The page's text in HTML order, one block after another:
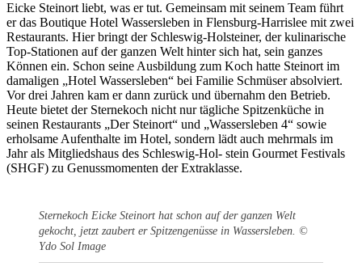
Eicke Steinort liebt, was er tut. Gemeinsam mit seinem Team führt
er das Boutique Hotel Wassersleben in Flensburg-Harrislee mit zwei
Restaurants. Hier bringt der Schleswig-Holsteiner, der kulinarische
Top-Stationen auf der ganzen Welt hinter sich hat, sein ganzes
Können ein. Schon seine Ausbildung zum Koch hatte Steinort im
damaligen „Hotel Wassersleben“ bei Familie Schmüser absolviert.
Vor drei Jahren kam er dann zurück und übernahm den Betrieb.
Heute bietet der Sternekoch nicht nur tägliche Spitzenküche in
seinen Restaurants „Der Steinort“ und „Wassersleben 4“ sowie
erholsame Aufenthalte im Hotel, sondern lädt auch mehrmals im
Jahr als Mitgliedshaus des Schleswig-Hol- stein Gourmet Festivals
(SHGF) zu Genussmomenten der Extraklasse.
Sternekoch Eicke Steinort hat schon auf der ganzen Welt
gekocht, jetzt zaubert er Spitzengenüsse in Wassersleben. ©
Ydo Sol Image